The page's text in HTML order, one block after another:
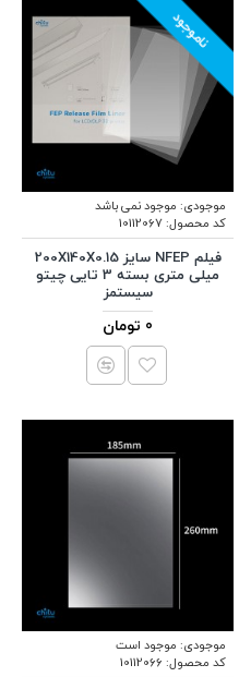
ناموجود
موجودی: موجود نمی باشد
کد محصول:10112067
فیلم NFEP سایز 200X140X0.15
میلی متری بسته 3 تایی چیتو
سیستمز
0 تومان
موجودی: موجود است
کد محصول: 10112066